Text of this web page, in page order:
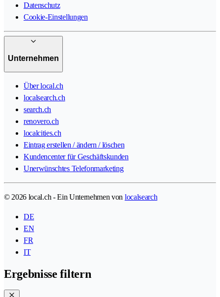
Datenschutz
Cookie-Einstellungen
Unternehmen
Über local.ch
localsearch.ch
search.ch
renovero.ch
localcities.ch
Eintrag erstellen / ändern / löschen
Kundencenter für Geschäftskunden
Unerwünschtes Telefonmarketing
© 2026 local.ch - Ein Unternehmen von localsearch
DE
EN
FR
IT
Ergebnisse filtern